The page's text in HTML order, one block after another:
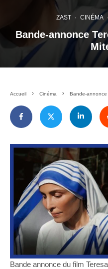
ZAST · CINÉMA
Bande-annonce
Accueil Cinéma Bande-annonce
Bande annonce du film